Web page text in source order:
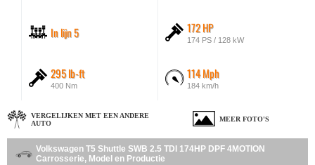
In lijn 5 172 HP
174 PS / 128 kW
295 lb-ft
400 Nm
114 Mph
184 km/h
VERGELIJKEN MET EEN ANDERE
AUTO
MEER FOTO'S
Volkswagen T5 Shuttle SWB 2.5 TDI 174HP DPF 4MOTION
Carrosserie, Model en Productie